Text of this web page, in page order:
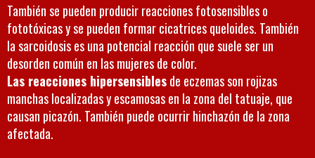
También se pueden producir reacciones fotosensibles o
fototóxicas y se pueden formar cicatrices queloides. También
la sarcoidosis es una potencial reacción que suele ser un
desorden común en las mujeres de color.
Las reacciones hipersensiblesde eczemasson rojizas
manchas localizadas y escamosas en la zona del tatuaje, que
causan picazón. También puede ocurrir hinchazón de la zona
afectada.